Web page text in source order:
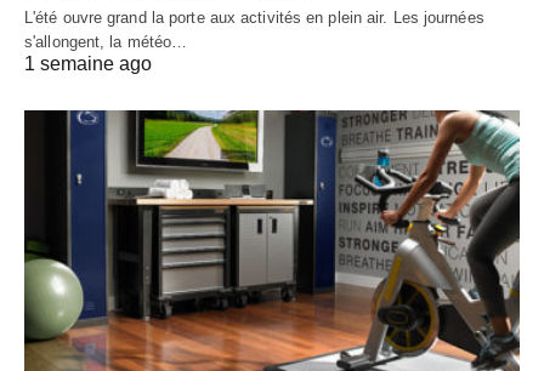
L'été ouvre grand la porte aux activités en plein air. Les journées
s'allongent, la météo…
1 semaine ago